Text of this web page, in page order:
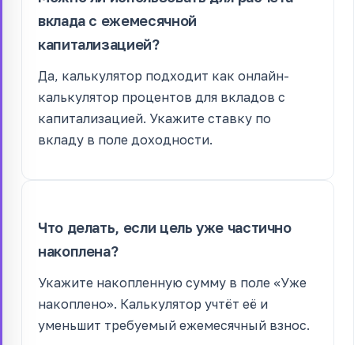
вклада с ежемесячной
капитализацией?
Да, калькулятор подходит как онлайн-
калькулятор процентов для вкладов с
капитализацией. Укажите ставку по
вкладу в поле доходности.
Что делать, если цель уже частично
накоплена?
Укажите накопленную сумму в поле «Уже
накоплено». Калькулятор учтёт её и
уменьшит требуемый ежемесячный взнос.